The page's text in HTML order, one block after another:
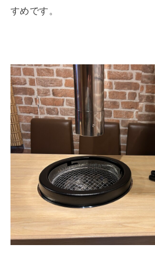
すめです。